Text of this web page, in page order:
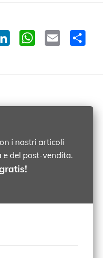
LinkedIn Email
i nostri articoli
e del post-vendita.